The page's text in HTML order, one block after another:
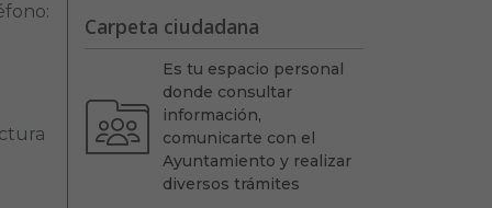
Carpeta ciudadana
Es tu espacio personal
donde consultar
información,
comunicarte con el
Ayuntamiento y realizar
diversos trámites